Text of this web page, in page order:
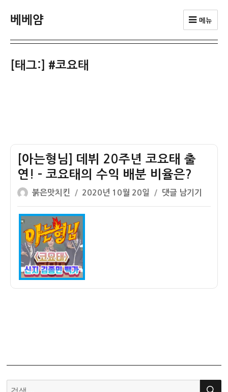
베베얌 메뉴
[태그:] #코요태
[아는형님] 데뷔 20주년 코요태 출
연! – 코요태의 수익 배분 비율은?
글
쓴
이
붉은맛치킨
작
성
일
2020년 10월 20일
[아
는
댓글 남기기
검
검